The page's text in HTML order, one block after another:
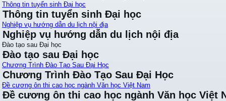
Thông tin tuyển sinh Đại học
Thông tin tuyển sinh Đại học
Nghiệp vụ hướng dẫn du lịch nội địa
Nghiệp vụ hướng dẫn du lịch nội địa
Đào tạo sau Đại học
Đào tạo sau Đại học
Chương Trình Đào Tạo Sau Đại Học
Chương Trình Đào Tạo Sau Đại Học
Đề cương ôn thi cao học ngành Văn học Việt Nam
Đề cương ôn thi cao học ngành Văn học Việt